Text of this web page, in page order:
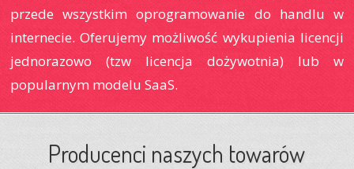
przede wszystkim oprogramowanie do handlu w
internecie. Oferujemy możliwość wykupienia licencji
jednorazowo (tzw licencja dożywotnia) lub w
popularnym modelu SaaS.
Producenci naszych towarów